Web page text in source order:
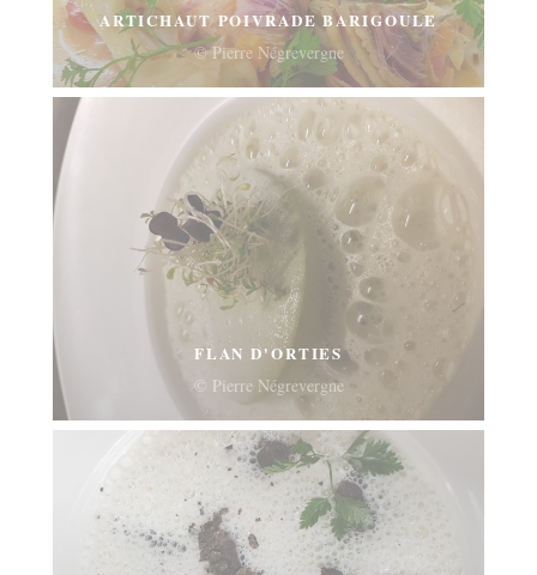
ARTICHAUT POIVRADE BARIGOULE
© Pierre Négrevergne
FLAN D'ORTIES
© Pierre Négrevergne